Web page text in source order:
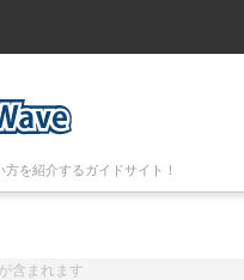
を紹介するガイドサイト！
含まれます